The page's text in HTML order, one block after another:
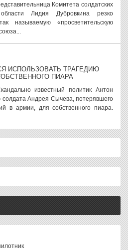
Комитета солдатских
Лидия Дубровкина резко
называемую «просветительскую
ИСПОЛЬЗОВАТЬ ТРАГЕДИЮ
ПИАРА
известный политик Антон
солдата Андрея Сычева, потерявшего
в армии, для собственного пиара.